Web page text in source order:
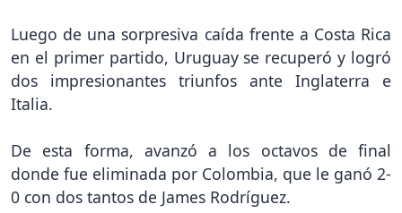
Luego de una sorpresiva caída frente a Costa Rica
en el primer partido, Uruguay se recuperó y logró
dos impresionantes triunfos ante Inglaterra e
Italia.
De esta forma, avanzó a los octavos de final
donde fue eliminada por Colombia, que le ganó 2-
0 con dos tantos de James Rodríguez.